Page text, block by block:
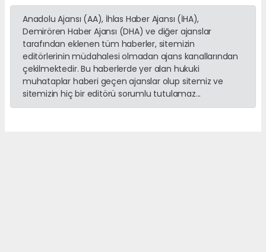
Anadolu Ajansı (AA), İhlas Haber Ajansı (İHA),
Demirören Haber Ajansı (DHA) ve diğer ajanslar
tarafından eklenen tüm haberler, sitemizin
editörlerinin müdahalesi olmadan ajans kanallarından
çekilmektedir. Bu haberlerde yer alan hukuki
muhataplar haberi geçen ajanslar olup sitemiz ve
sitemizin hiç bir editörü sorumlu tutulamaz...